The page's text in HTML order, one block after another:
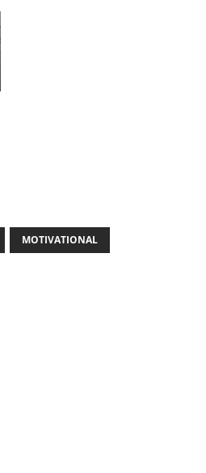
MOTIVATIONAL